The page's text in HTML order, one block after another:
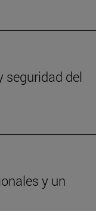
seguridad del
y un